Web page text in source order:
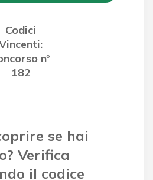
Codici
n°
182
se hai
Verifica
il codice